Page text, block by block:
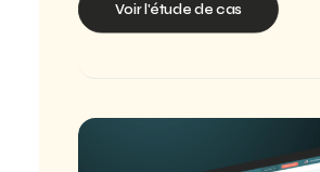
Voir l'étude de cas